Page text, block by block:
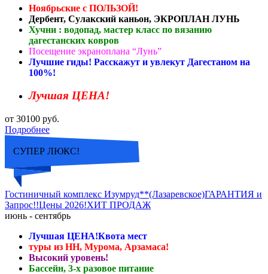
Ноябрьские с ПОЛЬЗОЙ!
Дербент, Сулакский каньон, ЭКРОПЛАН ЛУНЬ
Хучни : водопад, мастер класс по вязанию
дагестанских ковров
Посещение экраноплана “Лунь”
Лучшие гиды! Расскажут и увлекут Дагестаном на
100%!
Лучшая ЦЕНА!
от 30100 руб.
Подробнее
СУПЕР ЛЮКС!
Гостиничный комплекс Изумруд**(Лазаревское)ГАРАНТИЯ и
Запрос!!Цены 2026!ХИТ ПРОДАЖ
июнь - сентябрь
Лучшая ЦЕНА!Квота мест
туры из НН, Мурома, Арзамаса!
Высокий уровень!
Бассейн, 3-х разовое питание